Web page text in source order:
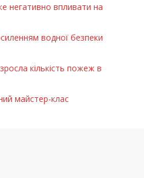
негативно впливати на
водної безпеки
кількість пожеж в
майстер-клас